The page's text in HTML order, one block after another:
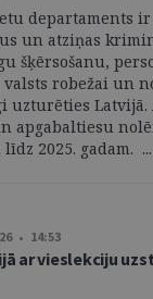
departaments ir
un atziņas
šķērsošanu,
robežai un
uzturēties Latvijā.
apgabaltiesu
2025. gadam. ...
• 14:53
ar vieslekciju